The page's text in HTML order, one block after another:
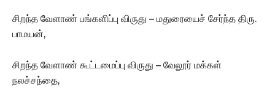
சிறந்த வேளாண் பங்களிப்பு விருது – மதுரையைச் சேர்ந்த திரு.
பாமயன்,
சிறந்த வேளாண் கூட்டமைப்பு விருது – வேலூர் மக்கள்
நலச்சந்தை,